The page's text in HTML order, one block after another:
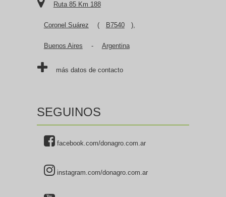
Ruta 85 Km 188
Coronel Suárez ( B7540 ),
Buenos Aires - Argentina
más datos de contacto
SEGUINOS
facebook.com/donagro.com.ar
instagram.com/donagro.com.ar